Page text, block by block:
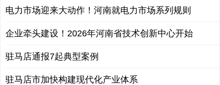
电力市场迎来大动作！河南就电力市场系列规则
企业牵头建设！2026年河南省技术创新中心开始
驻马店通报7起典型案例
驻马店市加快构建现代化产业体系